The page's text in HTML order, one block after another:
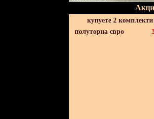
купуете 2
полуторна євро